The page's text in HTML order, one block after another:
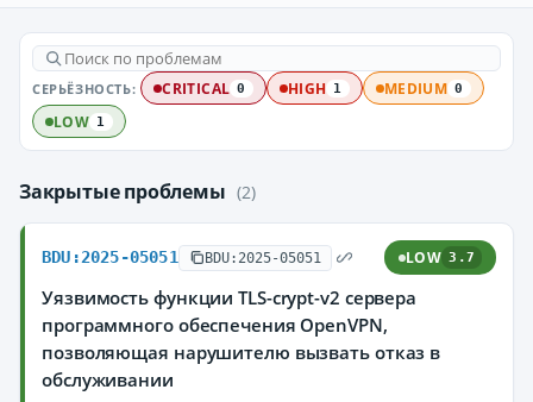
СЕРЬЁЗНОСТЬ: CRITICAL 0 HIGH 1 MEDIUM 0
LOW 1
Закрытые проблемы (2)
BDU:2025-05051 BDU:2025-05051 LOW 3.7
Уязвимость функции TLS-crypt-v2 сервера
программного обеспечения OpenVPN,
позволяющая нарушителю вызвать отказ в
обслуживании